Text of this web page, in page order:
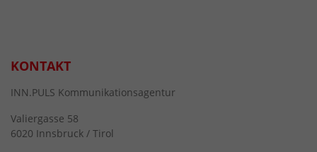
KONTAKT
INN.PULS Kommunikationsagentur
Valiergasse 58
6020 Innsbruck / Tirol